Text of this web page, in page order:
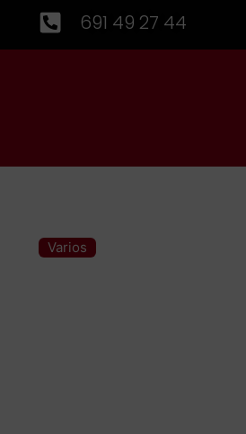
691 49 27 44
Varios